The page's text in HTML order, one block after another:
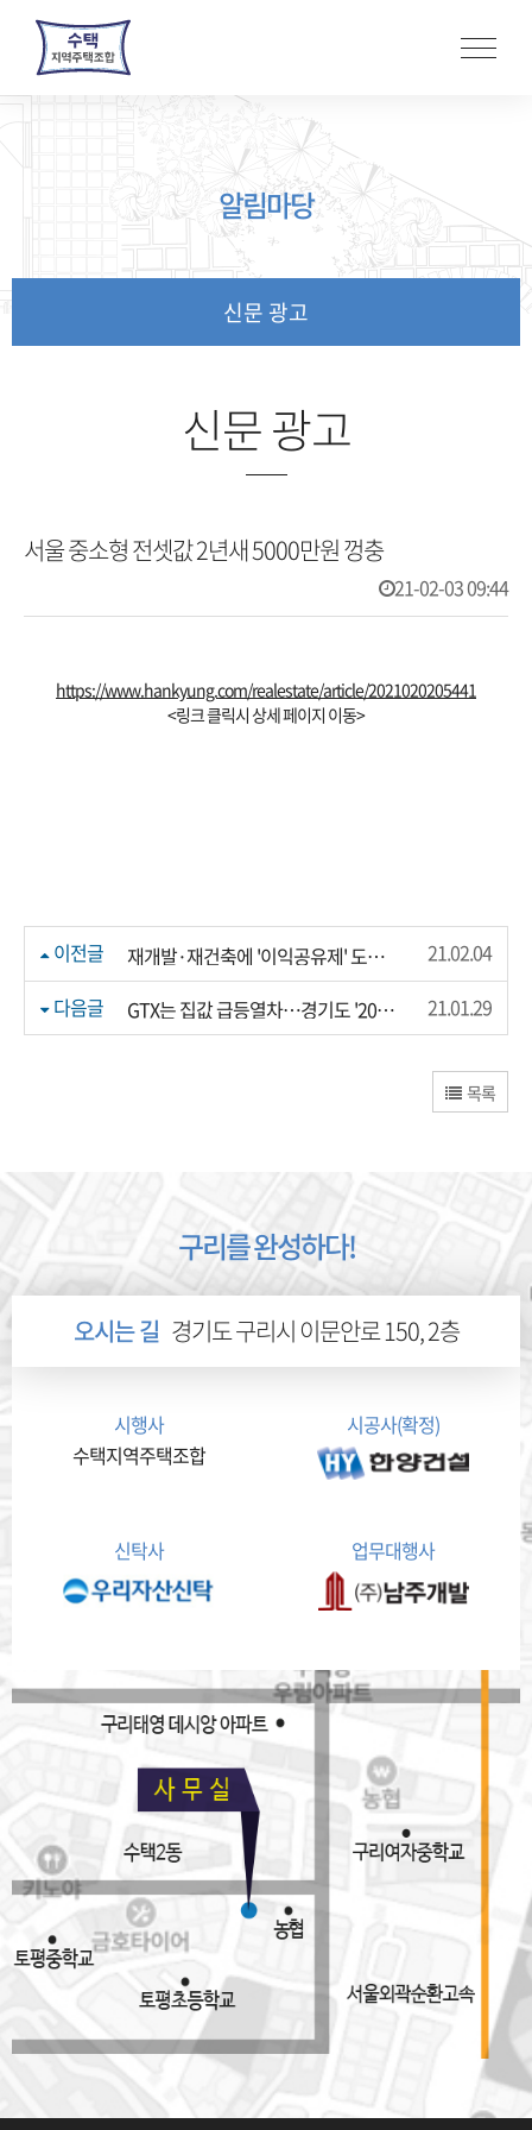
로
알림마당
신문 광고
신문 광고
서울 중소형 전셋값 2년새 5000만원 껑충
21-02-03 09:44
https://www.hankyung.com/realestate/article/2021020205441
<링크 클릭시 상세 페이지 이동>
이전글 재개발·재건축에 '이익공유제' 도입한다
21.02.04
다음글
GTX는 집값 급등열차…경기도 '20억 아파트' 속출 21.01.29
목록
구리를 완성하다!
오시는 길 경기도 구리시 이문안로 150, 2층
시행사
수택지역주택조합
시공사(확정)
신탁사 업무대행사